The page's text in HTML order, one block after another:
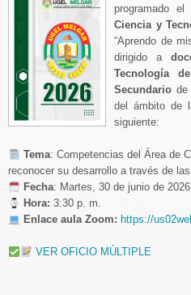
programado el
Ciencia y
“Aprendo de
dirigido a
Tecnología
Secundario de
del ámbito de
siguiente:
️ Tema: Competencias del Área de
reconocer su desarrollo a través de
Fecha: Martes, 30 de junio de
Hora: 3:30 p. m.
Enlace aula Zoom: https://
VER OFICIO MÚLTIPLE